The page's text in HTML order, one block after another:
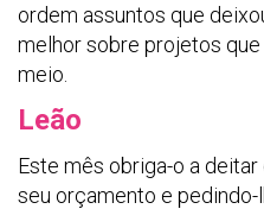
ordem assuntos que
melhor sobre projetos
meio.
Leão
Este mês obriga-o a
seu orçamento e